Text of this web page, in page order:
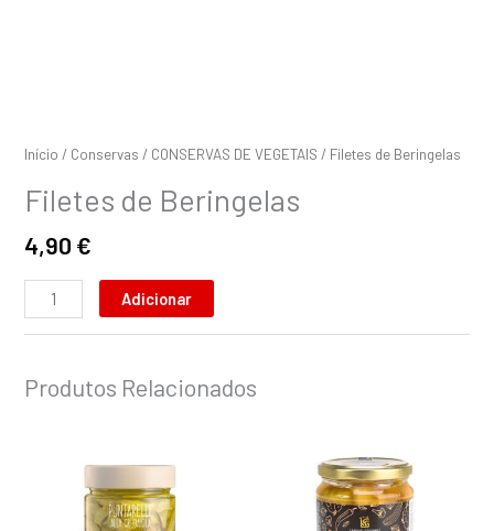
Início / Conservas / CONSERVAS DE VEGETAIS / Filetes de Beringelas
Filetes de Beringelas
4,90 €
Adicionar
Produtos Relacionados